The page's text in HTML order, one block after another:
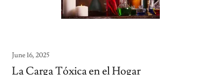
June 16, 2025
La Carga Tóxica en el Hogar